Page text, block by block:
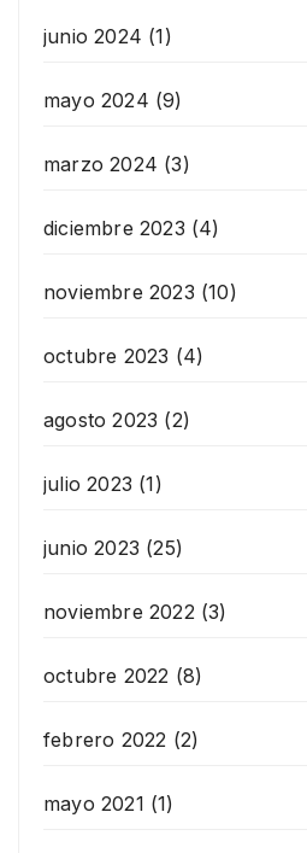
junio 2024 (1)
mayo 2024 (9)
marzo 2024 (3)
diciembre 2023 (4)
noviembre 2023 (10)
octubre 2023 (4)
agosto 2023 (2)
julio 2023 (1)
junio 2023 (25)
noviembre 2022 (3)
octubre 2022 (8)
febrero 2022 (2)
mayo 2021 (1)